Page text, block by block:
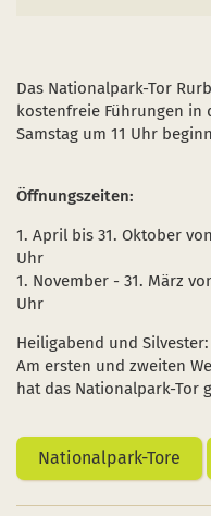
Das Nationalpark-Tor
kostenfreie Führungen in
Samstag um 11 Uhr
Öffnungszeiten:
1. April bis 31. Oktober
Uhr
1. November - 31. März
Uhr
Heiligabend und
Am ersten und zweiten
hat das Nationalpark-Tor
Nationalpark-Tore